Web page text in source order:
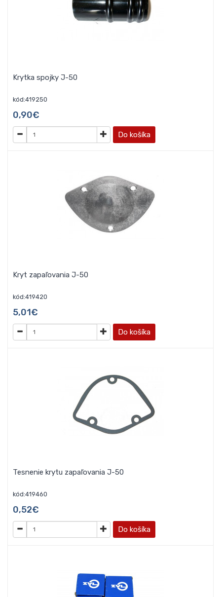
Krytka spojky J-50
kód:419250
0,90€
Do košíka
Kryt zapaľovania J-50
kód:419420
5,01€
Do košíka
Tesnenie krytu zapaľovania J-50
kód:419460
0,52€
Do košíka